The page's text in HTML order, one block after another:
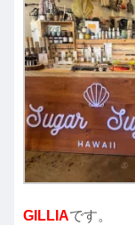
GILLIAです。